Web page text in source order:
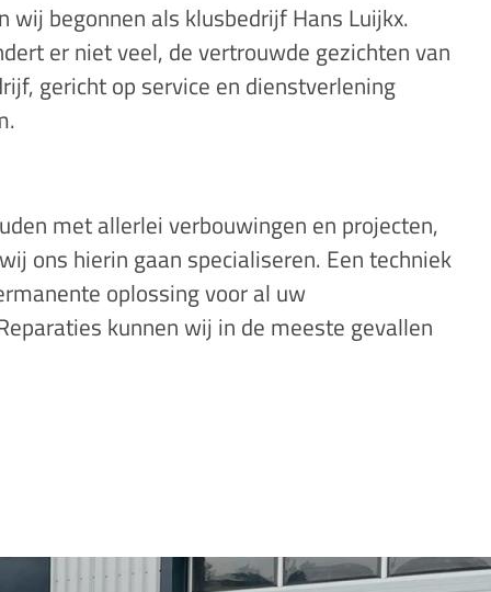
begonnen als klusbedrijf Hans Luijkx.
er niet veel, de vertrouwde gezichten van
gericht op service en dienstverlening
met allerlei verbouwingen en projecten,
ons hierin gaan specialiseren. Een techniek
oplossing voor al uw
kunnen wij in de meeste gevallen